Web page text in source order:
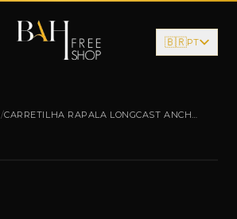
🇧🇷PT
/CARRETILHA RAPALA LONGCAST ANCHO